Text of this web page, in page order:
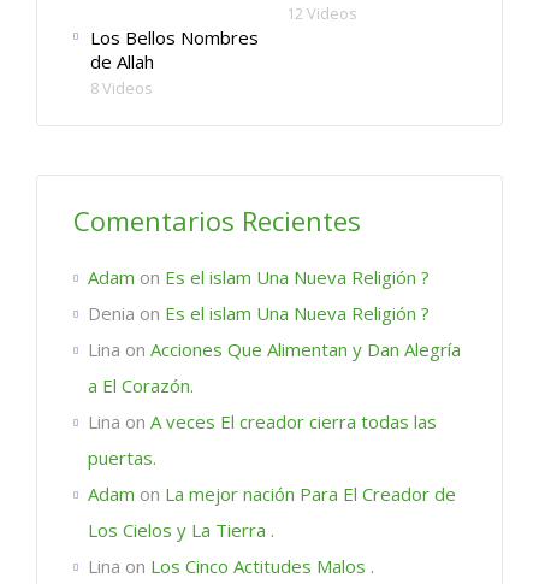
12 Videos
Los Bellos Nombres
de Allah
8 Videos
Comentarios Recientes
Adam on Es el islam Una Nueva Religión ?
Denia on Es el islam Una Nueva Religión ?
Lina on Acciones Que Alimentan y Dan Alegría
a El Corazón.
Lina on A veces El creador cierra todas las
puertas.
Adam on La mejor nación Para El Creador de
Los Cielos y La Tierra .
Lina on Los Cinco Actitudes Malos .